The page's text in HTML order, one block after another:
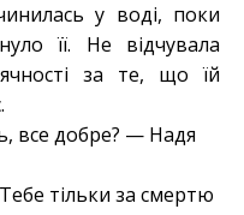
у воді, поки
її. Не відчувала
за те, що їй
все добре? — Надя
тільки за смертю